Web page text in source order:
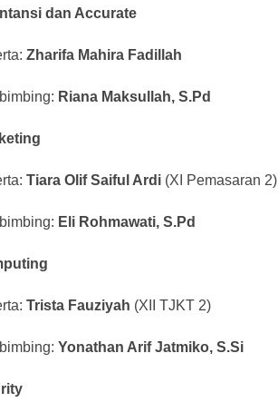
dan Accurate
Zharifa Mahira Fadillah
Riana Maksullah, S.Pd
Tiara Olif Saiful Ardi (XI Pemasaran 2)
Eli Rohmawati, S.Pd
Trista Fauziyah (XII TJKT 2)
Yonathan Arif Jatmiko, S.Si